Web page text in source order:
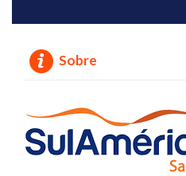
Sobre